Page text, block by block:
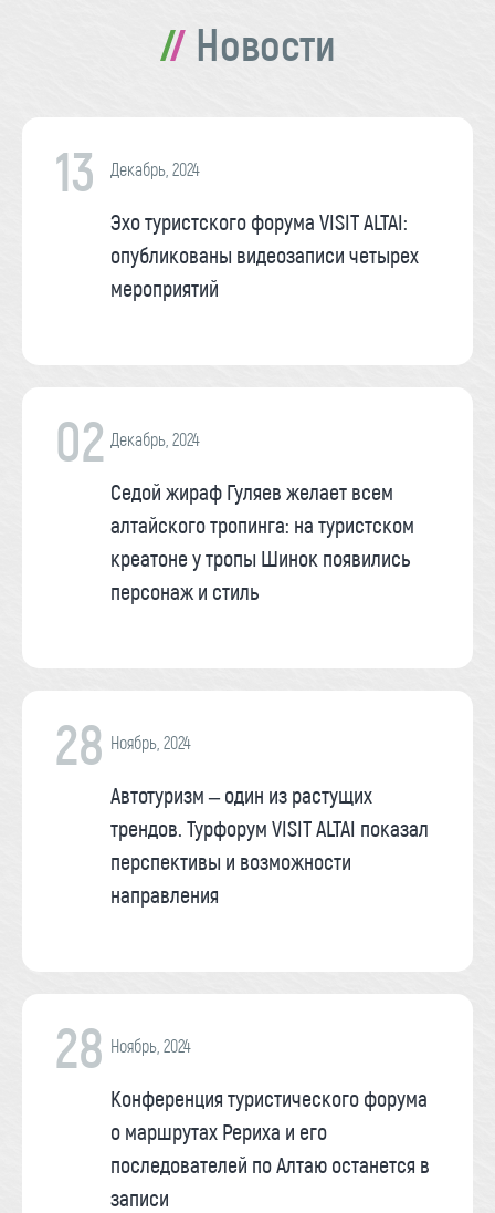
Новости
13 Декабрь, 2024
Эхо туристского форума VISIT ALTAI:
опубликованы видеозаписи четырех
мероприятий
02 Декабрь, 2024
Седой жираф Гуляев желает всем
алтайского тропинга: на туристском
креатоне у тропы Шинок появились
персонаж и стиль
28 Ноябрь, 2024
Автотуризм – один из растущих
трендов. Турфорум VISIT ALTAI показал
перспективы и возможности
направления
28 Ноябрь, 2024
Конференция туристического форума
о маршрутах Рериха и его
последователей по Алтаю останется в
записи